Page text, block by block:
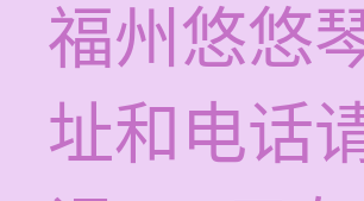
福州悠悠
址和电话